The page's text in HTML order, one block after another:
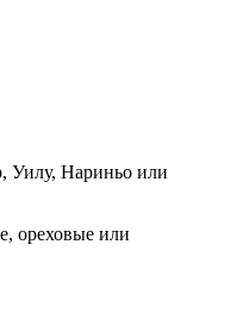
Уилу, Нариньо или
ореховые или